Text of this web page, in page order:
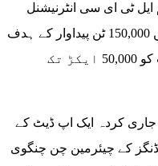
ایل ٹی ای سی انٹرنیشنل
ایگریکلچرل ڈویلپمنٹ کمپنی 2024 میں 150,000 ٹن پیداوار کے ہدف
کے ساتھ پاکستان میں مرچ کی کاشت کو 50,000 ایکڑ تک
کردہ ایک اپ ڈیٹ کے
کے چیئرمین چن چنگوی